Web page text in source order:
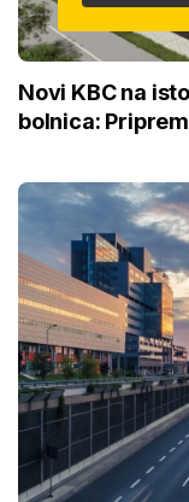
Novi KBC na
bolnica: